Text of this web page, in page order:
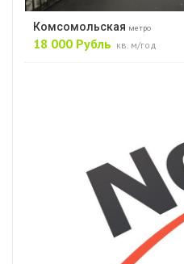
Комсомольская метро
18 000 Рубль кв. м/год